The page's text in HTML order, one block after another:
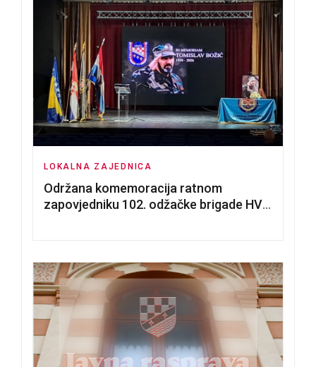
LOKALNA ZAJEDNICA
Održana komemoracija ratnom
zapovjedniku 102. odžačke brigade HVO